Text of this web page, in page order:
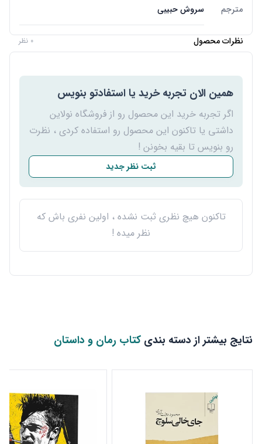
مترجم سروش حبیبی
نظرات محصول 0 نظر
همین الان تجربه خرید یا استفادتو بنویس
اگر تجربه خرید این محصول رو از فروشگاه نولاین
داشتی یا تاکنون این محصول رو استفاده کردی ، نظرت
رو بنویس تا بقیه بخونن !
ثبت نظر جدید
تاکنون هیچ نظری ثبت نشده ، اولین نفری باش که
نظر میده !
نتایج بیشتر از دسته بندی کتاب رمان و داستان